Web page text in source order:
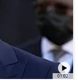
01:02